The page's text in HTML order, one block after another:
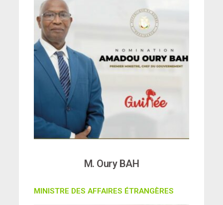
M. Oury BAH
MINISTRE DES AFFAIRES ÉTRANGÈRES